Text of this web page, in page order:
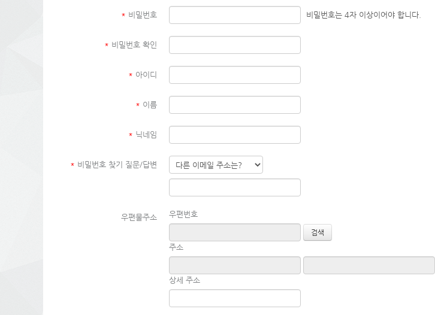
찾아오시는길
* 비밀번호 비밀번호는 4자 이상이어야 합니다.
* 비밀번호 확인
* 아이디
* 이름
* 닉네임
* 비밀번호 찾기 질문/답변
우편물주소 우편번호
주소
상세 주소